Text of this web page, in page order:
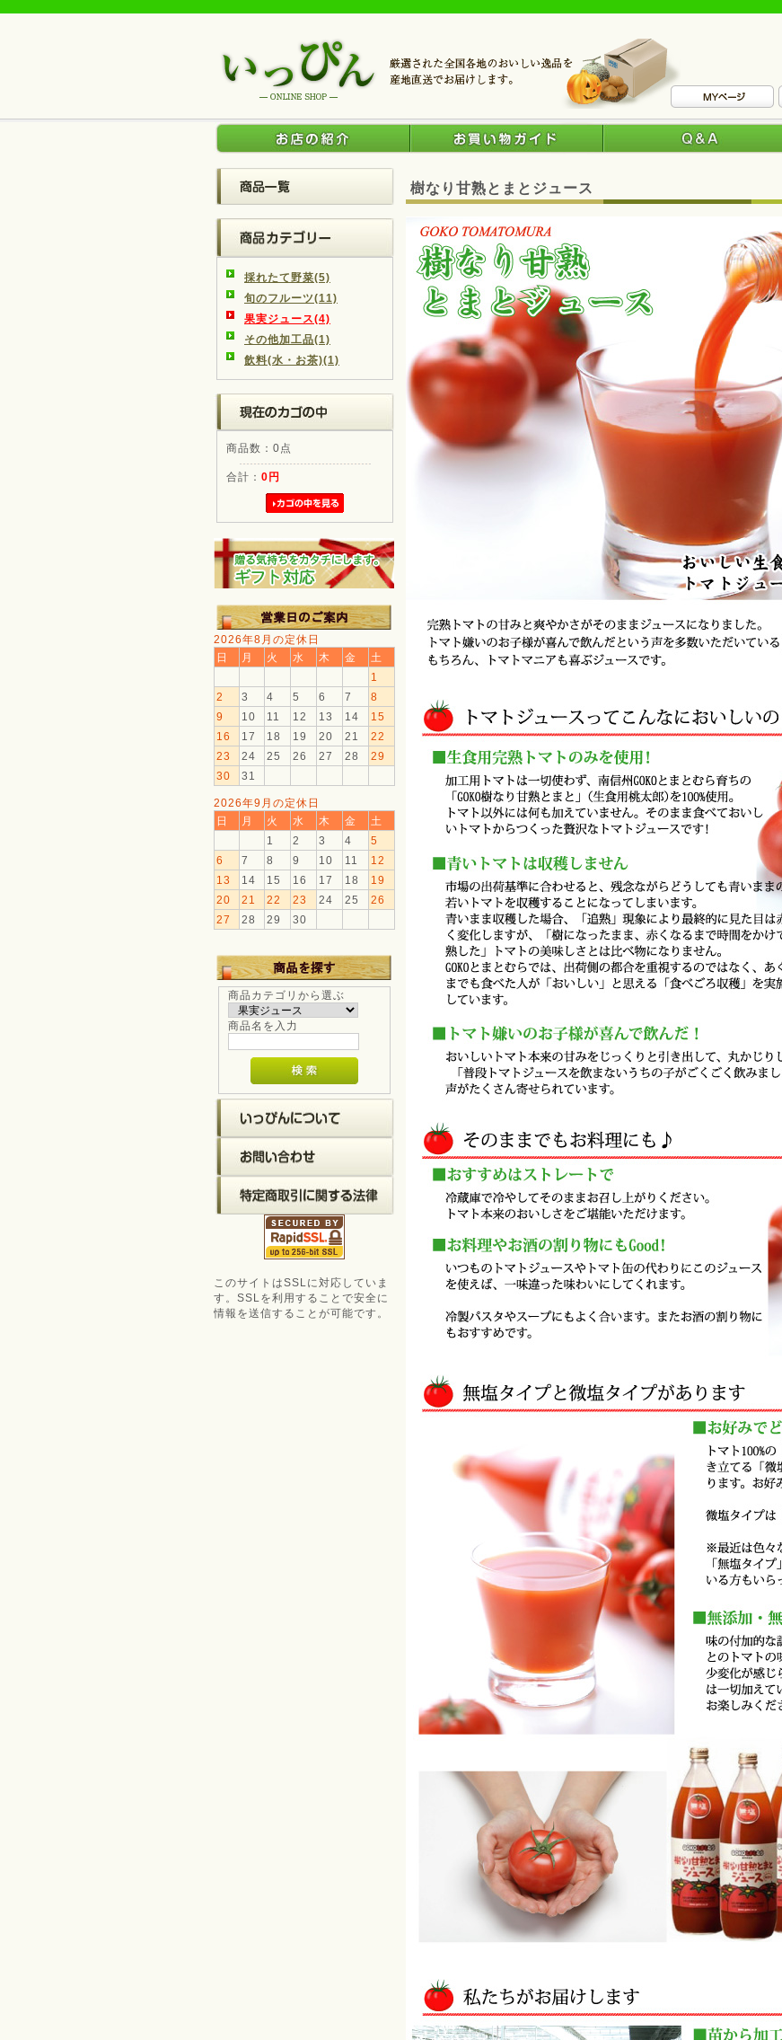
採れたて野菜(5)
旬のフルーツ(11)
果実ジュース(4)
その他加工品(1)
飲料(水・お茶)(1)
商品数：0点
合計： 0円
2026年8月の定休日
日
月 火 水 木 金
土
1
2
3 4 5 6 7
8
9
10 11 12 13 14
15
16
17 18 19 20 21
22
23
24 25 26 27 28
29
30
31
2026年9月の定休日
日
月 火 水 木 金
土
1
2 3 4
5
6
7 8 9 10 11
12
13
14 15 16 17 18
19
20
21 22 23 24 25
26
27
28 29 30
商品カテゴリから選ぶ
商品名を入力
このサイトはSSLに対応していま
す。SSLを利用することで安全に
情報を送信することが可能です。
樹なり甘熟とまとジュース